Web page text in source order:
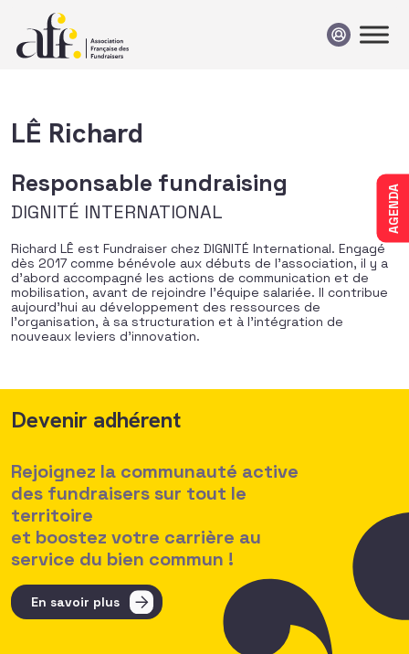
AGENDA
LÊ Richard
Responsable fundraising
DIGNITÉ INTERNATIONAL
Richard LÊ est Fundraiser chez DIGNITÉ International. Engagé
dès 2017 comme bénévole aux débuts de l’association, il y a
d’abord accompagné les actions de communication et de
mobilisation, avant de rejoindre l’équipe salariée. Il contribue
aujourd’hui au développement des ressources de
l’organisation, à sa structuration et à l’intégration de
nouveaux leviers d’innovation.
Devenir adhérent
Rejoignez la communauté active
des fundraisers sur tout le
territoire
et boostez votre carrière au
service du bien commun !
En savoir plus